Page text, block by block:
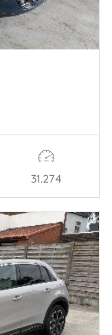
31.274